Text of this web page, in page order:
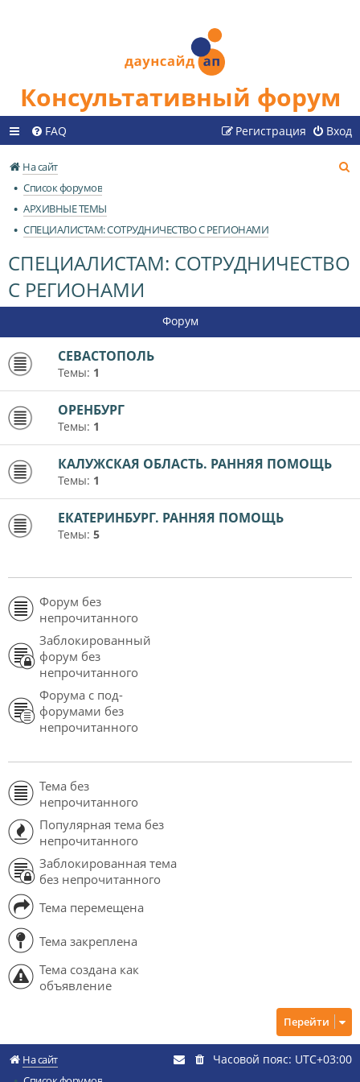
Консультативный форум
FAQ Вход
Регистрация
На сайт
Список форумов
АРХИВНЫЕ ТЕМЫ
СПЕЦИАЛИСТАМ: СОТРУДНИЧЕСТВО С РЕГИОНАМИ
СПЕЦИАЛИСТАМ: СОТРУДНИЧЕСТВО
С РЕГИОНАМИ
Форум
СЕВАСТОПОЛЬ
Темы: 1
ОРЕНБУРГ
Темы: 1
КАЛУЖСКАЯ ОБЛАСТЬ. РАННЯЯ ПОМОЩЬ
Темы: 1
ЕКАТЕРИНБУРГ. РАННЯЯ ПОМОЩЬ
Темы: 5
Форум без
непрочитанного
Заблокированный
форум без
непрочитанного
Форума с под-
форумами без
непрочитанного
Тема без
непрочитанного
Популярная тема без
непрочитанного
Заблокированная тема
без непрочитанного
Тема перемещена
Тема закреплена
Тема создана как
объявление
Перейти
На сайт
Часовой пояс: UTC+03:00